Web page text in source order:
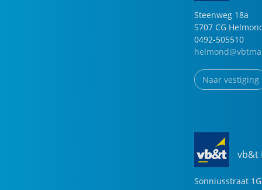
Steenweg 18a
5707 CG
0492-505510
Naar vestiging
vb&t
Sonniusstraat 1G